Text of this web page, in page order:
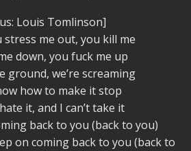
Louis Tomlinson]
stress me out, you kill me
down, you fuck me up
ground, we’re screaming
how to make it stop
it, and I can’t take it
back to you (back to you)
on coming back to you (back to